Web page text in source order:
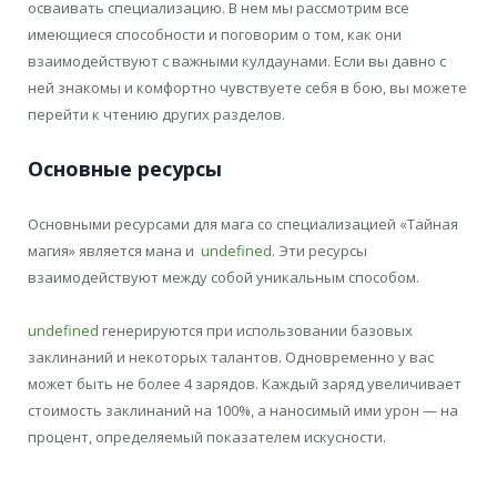
осваивать специализацию. В нем мы рассмотрим все
имеющиеся способности и поговорим о том, как они
взаимодействуют с важными кулдаунами. Если вы давно с
ней знакомы и комфортно чувствуете себя в бою, вы можете
перейти к чтению других разделов.
Основные ресурсы
Основными ресурсами для мага со специализацией «Тайная
магия» является мана и undefined. Эти ресурсы
взаимодействуют между собой уникальным способом.
undefined генерируются при использовании базовых
заклинаний и некоторых талантов. Одновременно у вас
может быть не более 4 зарядов. Каждый заряд увеличивает
стоимость заклинаний на 100%, а наносимый ими урон — на
процент, определяемый показателем искусности.